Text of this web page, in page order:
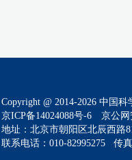
Copyright @ 2014-2026 中国科
京ICP备14024088号-6
京公网
地址：北京市朝阳区北辰西路
联系电话：010-82995275 传